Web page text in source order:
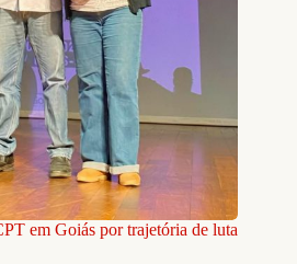
em Goiás por trajetória de luta